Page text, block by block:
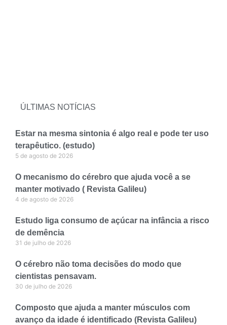
ÚLTIMAS NOTÍCIAS
Estar na mesma sintonia é algo real e pode ter uso
terapêutico. (estudo)
5 de agosto de 2026
O mecanismo do cérebro que ajuda você a se
manter motivado ( Revista Galileu)
4 de agosto de 2026
Estudo liga consumo de açúcar na infância a risco
de demência
31 de julho de 2026
O cérebro não toma decisões do modo que
cientistas pensavam.
30 de julho de 2026
Composto que ajuda a manter músculos com
avanço da idade é identificado (Revista Galileu)